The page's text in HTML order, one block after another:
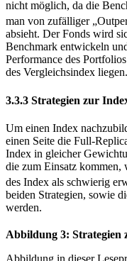
zugrunde liegende Index.
nicht möglich, da die
man von zufälliger
absieht. Der Fonds wird
Benchmark entwickeln
Performance des
Um einen Index
einen Seite die Full-
Index in gleicher
die zum Einsatz kommen,
des Index als schwierig
beiden Strategien, sowie